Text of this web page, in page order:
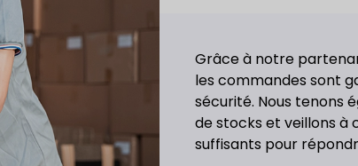
Grâce à notre
les commandes sont
sécurité. Nous tenons
de stocks et veillons à
suffisants pour